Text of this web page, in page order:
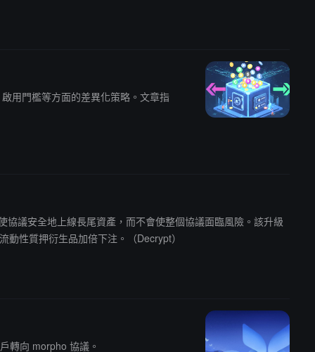
用門檻等方面的差異化策略。文章指
議安全地上線長尾資產，而不會使整個協議面臨風險。該升級
性質押衍生品加倍下注。（Decrypt）
轉向 morpho 協議。